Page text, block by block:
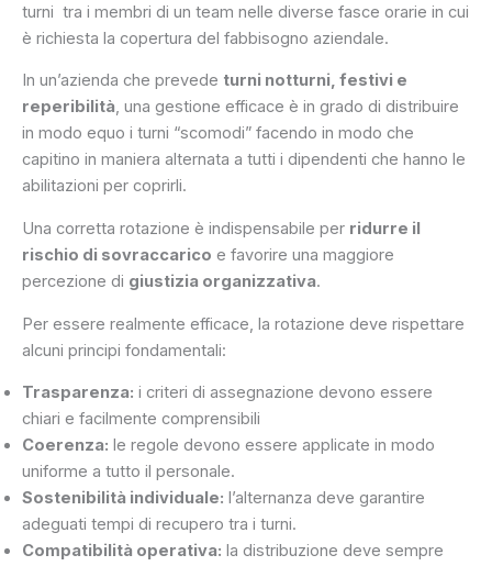
turni tra i membri di un team nelle diverse fasce orarie in cui
è richiesta la copertura del fabbisogno aziendale.
In un’azienda che prevede turni notturni, festivi e
reperibilità, una gestione efficace è in grado di distribuire
in modo equo i turni “scomodi” facendo in modo che
capitino in maniera alternata a tutti i dipendenti che hanno le
abilitazioni per coprirli.
Una corretta rotazione è indispensabile per ridurre il
rischio di sovraccarico e favorire una maggiore
percezione di giustizia organizzativa.
Per essere realmente efficace, la rotazione deve rispettare
alcuni principi fondamentali:
Trasparenza: i criteri di assegnazione devono essere
chiari e facilmente comprensibili
Coerenza: le regole devono essere applicate in modo
uniforme a tutto il personale.
Sostenibilità individuale: l’alternanza deve garantire
adeguati tempi di recupero tra i turni.
Compatibilità operativa: la distribuzione deve sempre